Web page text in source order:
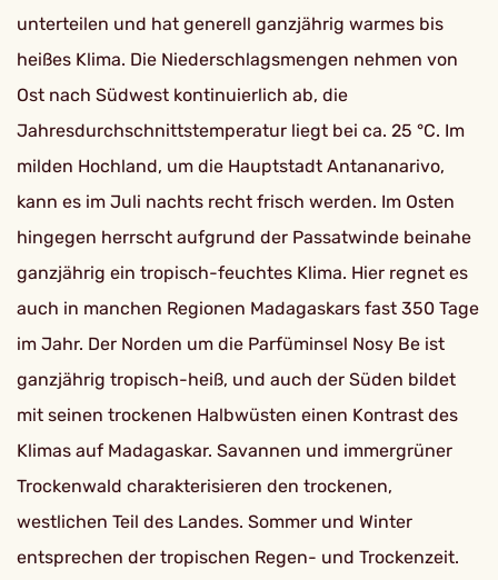
unterteilen und hat generell ganzjährig warmes bis
heißes Klima. Die Niederschlagsmengen nehmen von
Ost nach Südwest kontinuierlich ab, die
Jahresdurchschnittstemperatur liegt bei ca. 25 °C. Im
milden Hochland, um die Hauptstadt Antananarivo,
kann es im Juli nachts recht frisch werden. Im Osten
hingegen herrscht aufgrund der Passatwinde beinahe
ganzjährig ein tropisch-feuchtes Klima. Hier regnet es
auch in manchen Regionen Madagaskars fast 350 Tage
im Jahr. Der Norden um die Parfüminsel Nosy Be ist
ganzjährig tropisch-heiß, und auch der Süden bildet
mit seinen trockenen Halbwüsten einen Kontrast des
Klimas auf Madagaskar. Savannen und immergrüner
Trockenwald charakterisieren den trockenen,
westlichen Teil des Landes. Sommer und Winter
entsprechen der tropischen Regen- und Trockenzeit.